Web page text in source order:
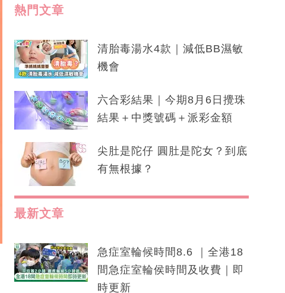
熱門文章
清胎毒湯水4款｜減低BB濕敏
機會
六合彩結果｜今期8月6日攪珠
結果＋中獎號碼＋派彩金額
尖肚是陀仔 圓肚是陀女？到底
有無根據？
最新文章
急症室輪候時間8.6 ｜全港18
間急症室輪侯時間及收費｜即
時更新